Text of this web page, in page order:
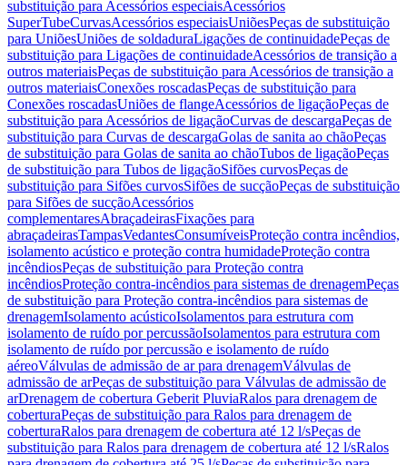
substituição para Acessórios especiaisAcessórios
SuperTubeCurvasAcessórios especiaisUniõesPeças de substituição
para UniõesUniões de soldaduraLigações de continuidadePeças de
substituição para Ligações de continuidadeAcessórios de transição a
outros materiaisPeças de substituição para Acessórios de transição a
outros materiaisConexões roscadasPeças de substituição para
Conexões roscadasUniões de flangeAcessórios de ligaçãoPeças de
substituição para Acessórios de ligaçãoCurvas de descargaPeças de
substituição para Curvas de descargaGolas de sanita ao chãoPeças
de substituição para Golas de sanita ao chãoTubos de ligaçãoPeças
de substituição para Tubos de ligaçãoSifões curvosPeças de
substituição para Sifões curvosSifões de sucçãoPeças de substituição
para Sifões de sucçãoAcessórios
complementaresAbraçadeirasFixações para
abraçadeirasTampasVedantesConsumíveisProteção contra incêndios,
isolamento acústico e proteção contra humidadeProteção contra
incêndiosPeças de substituição para Proteção contra
incêndiosProteção contra-incêndios para sistemas de drenagemPeças
de substituição para Proteção contra-incêndios para sistemas de
drenagemIsolamento acústicoIsolamentos para estrutura com
isolamento de ruído por percussãoIsolamentos para estrutura com
isolamento de ruído por percussão e isolamento de ruído
aéreoVálvulas de admissão de ar para drenagemVálvulas de
admissão de arPeças de substituição para Válvulas de admissão de
arDrenagem de cobertura Geberit PluviaRalos para drenagem de
coberturaPeças de substituição para Ralos para drenagem de
coberturaRalos para drenagem de cobertura até 12 l/sPeças de
substituição para Ralos para drenagem de cobertura até 12 l/sRalos